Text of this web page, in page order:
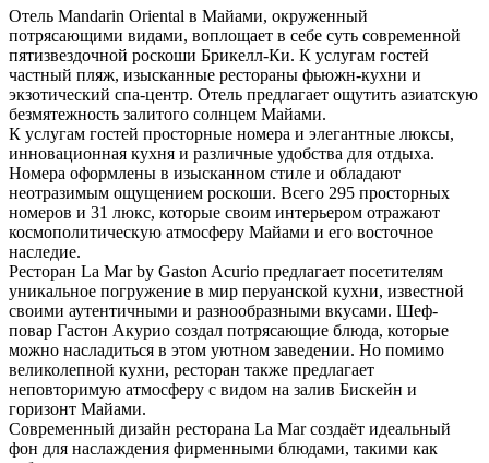
Отель Mandarin Oriental в Майами, окруженный
потрясающими видами, воплощает в себе суть современной
пятизвездочной роскоши Брикелл-Ки. К услугам гостей
частный пляж, изысканные рестораны фьюжн-кухни и
экзотический спа-центр. Отель предлагает ощутить азиатскую
безмятежность залитого солнцем Майами.
К услугам гостей просторные номера и элегантные люксы,
инновационная кухня и различные удобства для отдыха.
Номера оформлены в изысканном стиле и обладают
неотразимым ощущением роскоши. Всего 295 просторных
номеров и 31 люкс, которые своим интерьером отражают
космополитическую атмосферу Майами и его восточное
наследие.
Ресторан La Mar by Gaston Acurio предлагает посетителям
уникальное погружение в мир перуанской кухни, известной
своими аутентичными и разнообразными вкусами. Шеф-
повар Гастон Акурио создал потрясающие блюда, которые
можно насладиться в этом уютном заведении. Но помимо
великолепной кухни, ресторан также предлагает
неповторимую атмосферу с видом на залив Бискейн и
горизонт Майами.
Современный дизайн ресторана La Mar создаёт идеальный
фон для наслаждения фирменными блюдами, такими как